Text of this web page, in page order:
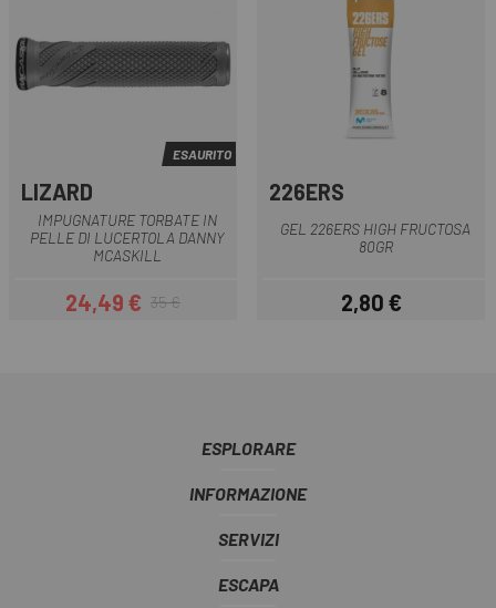
ESAURITO
LIZARD
IMPUGNATURE TORBATE IN
PELLE DI LUCERTOLA DANNY
MCASKILL
Prezzo
24,49 €Prezzo base
35 €
226ERS
GEL 226ERS HIGH FRUCTOSA
80GR
Prezzo
2,80 €
ESPLORARE
INFORMAZIONE
SERVIZI
ESCAPA